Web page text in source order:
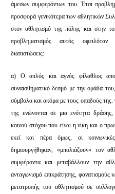
άμεσων συμφερόντων του. Έτσι
προσφορά γενικότερα των αθλητικών
στον αθλητισμό της πόλης και στην
προβληματισμός αυτός
διαπιστώσεις:
α) Ο απλός και αγνός φίλαθλος
συναισθηματικό δεσμό με την ομάδα
σύμβολα και ακόμα με τους οπαδούς
της ενώνονται σε μια ενότητα δράσης,
κοινού στόχου που είναι η νίκη και ο
εκεί και πέρα όμως, οι
δημιουργήθηκαν, «μπολιάζουν» τον
συμφέροντα και μεταβάλλουν την
ανταγωνισμό επικράτησης, φανατισμούς
μετατροπής του αθλητισμού σε